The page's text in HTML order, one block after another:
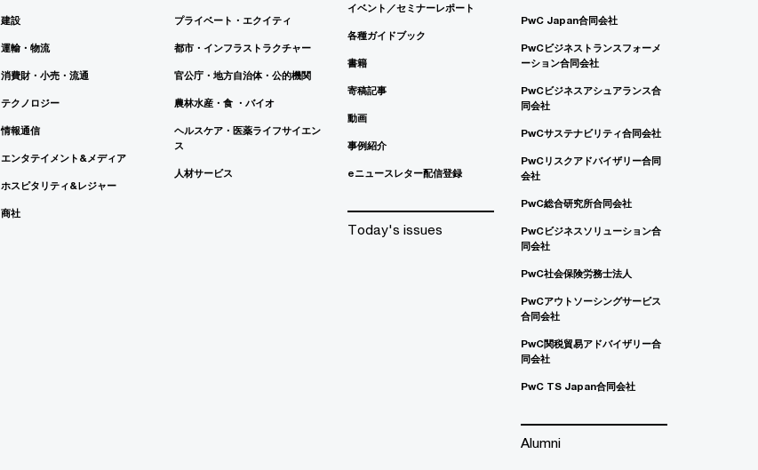
建設
運輸・物流
消費財・小売・流通
テクノロジー
情報通信
エンタテイメント&メディア
ホスピタリティ&レジャー
商社
プライベート・エクイティ
都市・インフラストラクチャー
官公庁・地方自治体・公的機関
農林水産・食 ・バイオ
ヘルスケア・医薬ライフサイエン
ス
人材サービス
イベント／セミナーレポート
各種ガイドブック
書籍
寄稿記事
動画
事例紹介
eニュースレター配信登録
Today's issues
PwC Japan合同会社
PwCビジネストランスフォーメ
ーション合同会社
PwCビジネスアシュアランス合
同会社
PwCサステナビリティ合同会社
PwCリスクアドバイザリー合同
会社
PwC総合研究所合同会社
PwCビジネスソリューション合
同会社
PwC社会保険労務士法人
PwCアウトソーシングサービス
合同会社
PwC関税貿易アドバイザリー合
同会社
PwC TS Japan合同会社
Alumni